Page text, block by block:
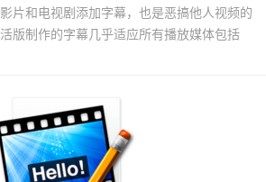
片和电视剧添加字幕，也是恶搞他人视频的
版制作的字幕几乎适应所有播放媒体包括